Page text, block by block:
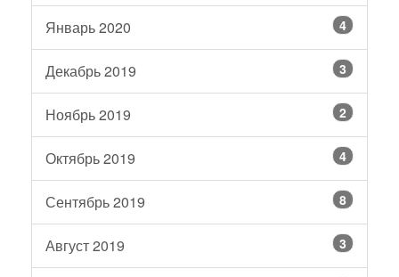
Январь 2020 4
Декабрь 2019 3
Ноябрь 2019 2
Октябрь 2019 4
Сентябрь 2019 8
Август 2019 3